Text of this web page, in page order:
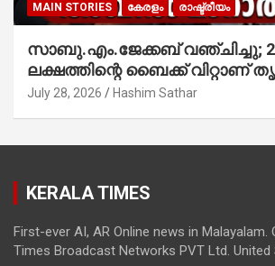
MAIN STORIES കേരളം രാഷ്ട്രീയം
സാബു.എം.ജേക്കബ് വഞ്ചിച്ചു;
ലക്ഷത്തിന്റെ ബൈക്ക് വിറ്റാണ്
മത്സരിച്ചത്! പ്രചാരണത്തിന്
അഖില്‍ മാരാര്‍ ട്വന്റി 20 വിട്ടു
July 28, 2026 Hashim Sathar
KERALA TIMES
First-ever AI, AR Online news in Malayalam.
Times Broadcast Networks PVT Ltd.